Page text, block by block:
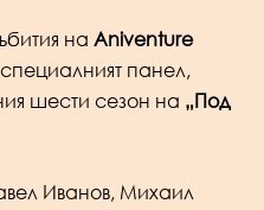
на Aniventure
панел,
шести сезон на „Под
Иванов, Михаил